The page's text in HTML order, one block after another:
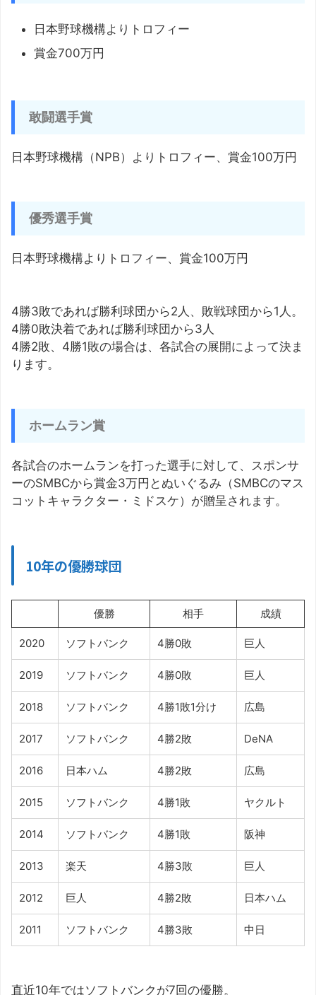
日本野球機構よりトロフィー
賞金700万円
敢闘選手賞
日本野球機構（NPB）よりトロフィー、賞金100万円
優秀選手賞
日本野球機構よりトロフィー、賞金100万円
4勝3敗であれば勝利球団から2人、敗戦球団から1人。
4勝0敗決着であれば勝利球団から3人
4勝2敗、4勝1敗の場合は、各試合の展開によって決ま
ります。
ホームラン賞
各試合のホームランを打った選手に対して、スポンサ
ーのSMBCから賞金3万円とぬいぐるみ（SMBCのマス
コットキャラクター・ミドスケ）が贈呈されます。
10年の優勝球団
優勝 相手 成績
2020 ソフトバンク 4勝0敗 巨人
2019 ソフトバンク 4勝0敗 巨人
2018 ソフトバンク 4勝1敗1分け 広島
2017 ソフトバンク 4勝2敗 DeNA
2016 日本ハム 4勝2敗 広島
2015 ソフトバンク 4勝1敗 ヤクルト
2014 ソフトバンク 4勝1敗 阪神
2013 楽天 4勝3敗 巨人
2012 巨人 4勝2敗 日本ハム
2011 ソフトバンク 4勝3敗 中日
直近10年ではソフトバンクが7回の優勝。